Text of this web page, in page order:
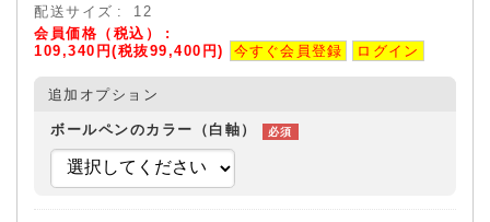
配送サイズ
12
会員価格（税込）
109,340円(税抜99,400円)
今すぐ会員登録 ログイン
追加オプション
ボールペンのカラー（白軸）